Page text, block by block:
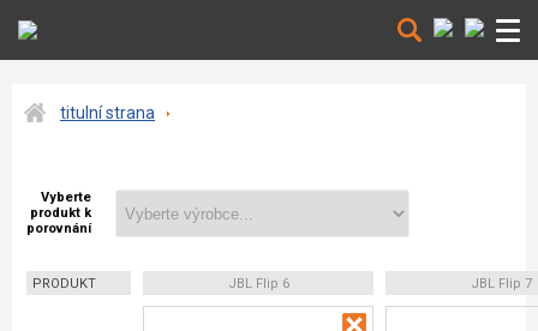
titulní strana
Vyberte
produkt k
porovnání
PRODUKT JBL Flip 6 JBL Flip 7